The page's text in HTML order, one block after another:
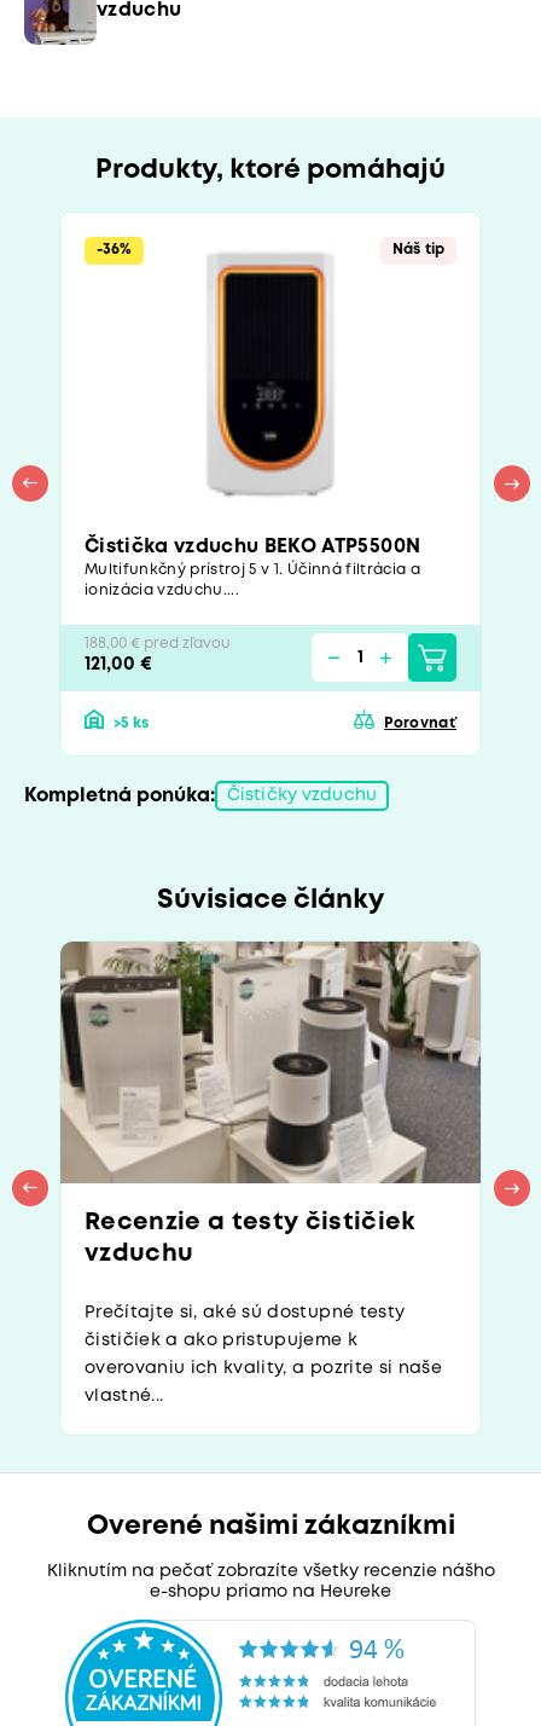
vzduchu
Produkty, ktoré pomáhajú
-36% Náš tip
Čistička vzduchu BEKO ATP5500N
Multifunkčný prístroj 5 v 1. Účinná filtrácia a
ionizácia vzduchu....
188,00 € pred zľavou
121,00 €
>5 ks Porovnať
Kompletná ponúka: Čističky vzduchu
Súvisiace články
Recenzie a testy čističiek
vzduchu
Prečítajte si, aké sú dostupné testy
čističiek a ako pristupujeme k
overovaniu ich kvality, a pozrite si naše
vlastné...
Overené našimi zákazníkmi
Kliknutím na pečať zobrazíte všetky recenzie nášho
e-shopu priamo na Heureke